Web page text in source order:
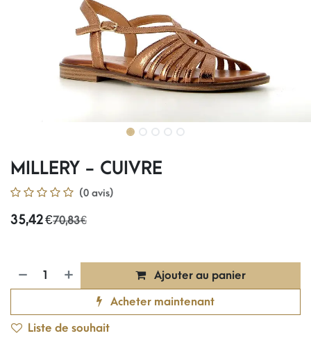
MILLERY - CUIVRE
(0 avis)
35,42€70,83€
Ajouter au panier
Acheter maintenant
Liste de souhait